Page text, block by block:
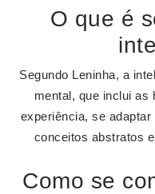
O que é
Segundo Leninha, a
mental, que inclui as
experiência, se
conceitos abstratos
Como se